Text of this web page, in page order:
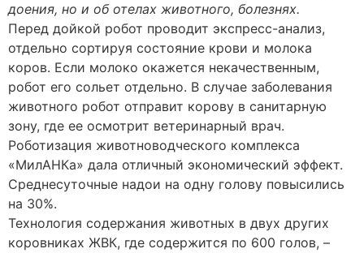
доения, но и об отелах животного, болезнях.
Перед дойкой робот проводит экспресс-анализ,
отдельно сортируя состояние крови и молока
коров. Если молоко окажется некачественным,
робот его сольет отдельно. В случае заболевания
животного робот отправит корову в санитарную
зону, где ее осмотрит ветеринарный врач.
Роботизация животноводческого комплекса
«МилАНКа» дала отличный экономический эффект.
Среднесуточные надои на одну голову повысились
на 30%.
Технология содержания животных в двух других
коровниках ЖВК, где содержится по 600 голов, –